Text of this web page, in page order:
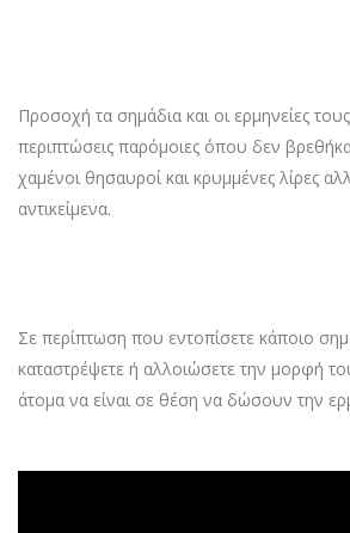
Προσοχή τα σημάδια και οι ερμηνείες
περιπτώσεις παρόμοιες όπου δεν
χαμένοι θησαυροί και κρυμμένες λίρες
αντικείμενα.
Σε περίπτωση που εντοπίσετε κάποιο
καταστρέψετε ή αλλοιώσετε την μορφή
άτομα να είναι σε θέση να δώσουν την